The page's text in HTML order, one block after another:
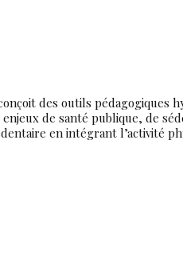
des outils pédagogiques
de santé publique, de
en intégrant l’activité